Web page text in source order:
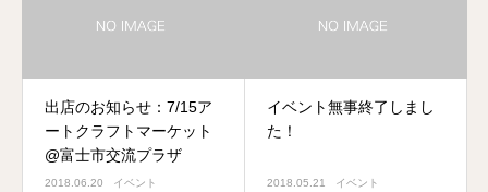
出店のお知らせ：7/15ア
ートクラフトマーケット
@富士市交流プラザ
2018.06.20 イベント
イベント無事終了しまし
た！
2018.05.21 イベント